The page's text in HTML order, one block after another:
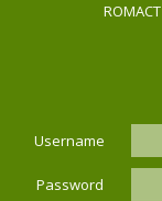
ROMACT
Username
Password